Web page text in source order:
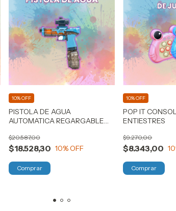
PISTOLA DE AGUA
AUTOMATICA REGARGABLE
$18.528,30
$20.587,00
10% OFF
10% OFF
POP IT
ENTIESTRES
$8.343,00
$9.270,00
10
10% OFF